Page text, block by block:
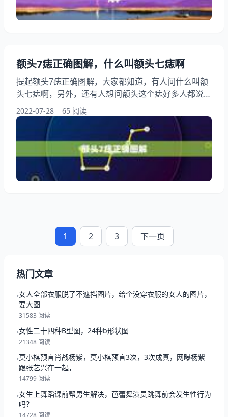
发多的人命苦吗看额头知命运图解 学看人，以“额头、
眼睛
额头7痣正确图解，什么叫额头七痣啊
提起额头7痣正确图解，大家都知道，有人问什么叫额
头七痣啊，另外，还有人想问额头这个痣好多人都说是
美人痣，可美人痣应该是红色的呀，我这个是黑色，痣
对身体有什么影响？会影响健康，你知道这是怎么回
事？其实痣的位置代表什么，下面就一起来看看什么叫
额头七痣啊，希望能够帮助到大家！ 额头7痣正确图解
1、什么叫额头七痣啊 额头七痣，大贵。这是非常少见
的额头上有七痣，此人一定大富大贵。 2
2022-07-28 65 阅读
1 2 3 下一页
热门文章
•女人全部衣服脱了不遮挡图片，给个没穿衣服的女人的图片，
要大图
31583 阅读
•女性二十四种B型图，24种b形状图
21348 阅读
•莫小棋预言肖战杨紫，莫小棋预言3次，3次成真，网曝杨紫
跟张艺兴在一起，
14799 阅读
•女生上舞蹈课前帮男生解决，芭蕾舞演员跳舞前会发生性行为
吗？
14728 阅读